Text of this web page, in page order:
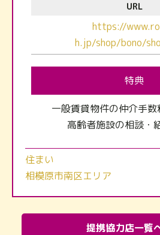
URL
https://
h.jp/shop/bono/
特典
一般賃貸物件の仲介手
高齢者施設の相談
住まい
相模原市南区エリア
提携協力店一覧